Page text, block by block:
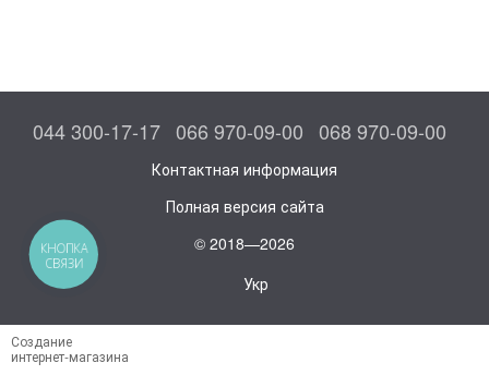
044 300-17-17 066 970-09-00 068 970-09-00
Контактная информация
Полная версия сайта
© 2018—2026
Укр
Создание
интернет-магазина
КНОПКА
СВЯЗИ